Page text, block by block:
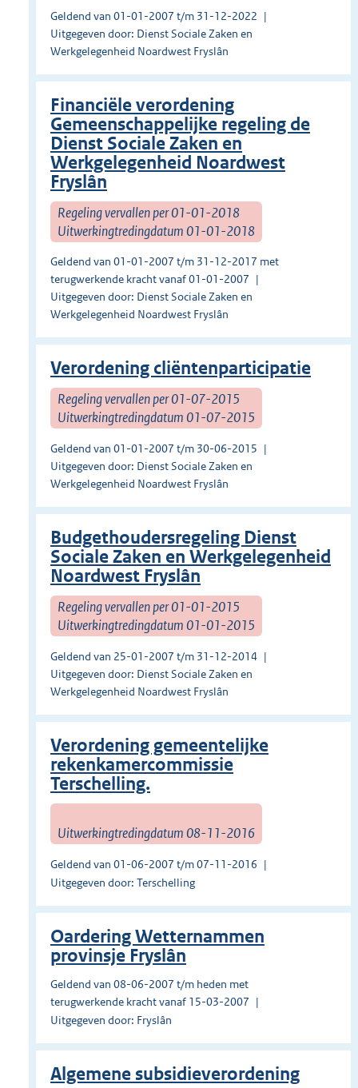
Geldend van 01-01-2007 t/m 31-12-2022
Uitgegeven door: Dienst Sociale Zaken en
Werkgelegenheid Noardwest Fryslân
Financiële verordening
Gemeenschappelijke regeling de
Dienst Sociale Zaken en
Werkgelegenheid Noardwest
Fryslân
Regeling vervallen per 01-01-2018
Uitwerkingtredingdatum 01-01-2018
Geldend van 01-01-2007 t/m 31-12-2017 met
terugwerkende kracht vanaf 01-01-2007
Uitgegeven door: Dienst Sociale Zaken en
Werkgelegenheid Noardwest Fryslân
Verordening cliëntenparticipatie
Regeling vervallen per 01-07-2015
Uitwerkingtredingdatum 01-07-2015
Geldend van 01-01-2007 t/m 30-06-2015
Uitgegeven door: Dienst Sociale Zaken en
Werkgelegenheid Noardwest Fryslân
Budgethoudersregeling Dienst
Sociale Zaken en Werkgelegenheid
Noardwest Fryslân
Regeling vervallen per 01-01-2015
Uitwerkingtredingdatum 01-01-2015
Geldend van 25-01-2007 t/m 31-12-2014
Uitgegeven door: Dienst Sociale Zaken en
Werkgelegenheid Noardwest Fryslân
Verordening gemeentelijke
rekenkamercommissie
Terschelling.
Uitwerkingtredingdatum 08-11-2016
Geldend van 01-06-2007 t/m 07-11-2016
Uitgegeven door: Terschelling
Oardering Wetternammen
provinsje Fryslân
Geldend van 08-06-2007 t/m heden met
terugwerkende kracht vanaf 15-03-2007
Uitgegeven door: Fryslân
Algemene subsidieverordening